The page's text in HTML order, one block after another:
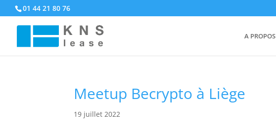
01 44 21 80 76
A PROPOS
Meetup Becrypto à Liège
19 juillet 2022